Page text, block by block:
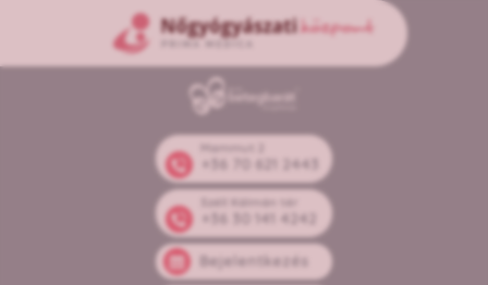
Mammut 2
+36 70 621 2443
Széll Kálmán tér
+36 30 141 4242
Bejelentkezés